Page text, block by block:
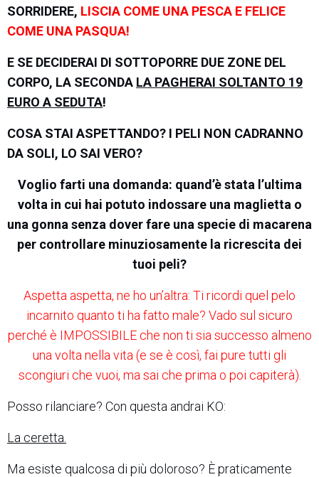
SORRIDERE, LISCIA COME UNA PESCA E FELICE
COME UNA PASQUA!
E SE DECIDERAI DI SOTTOPORRE DUE ZONE DEL
CORPO, LA SECONDA LA PAGHERAI SOLTANTO 19
EURO A SEDUTA!
COSA STAI ASPETTANDO? I PELI NON CADRANNO
DA SOLI, LO SAI VERO?
Voglio farti una domanda: quand’è stata l’ultima
volta in cui hai potuto indossare una maglietta o
una gonna senza dover fare una specie di macarena
per controllare minuziosamente la ricrescita dei
tuoi peli?
Aspetta aspetta, ne ho un’altra: Ti ricordi quel pelo
incarnito quanto ti ha fatto male? Vado sul sicuro
perché è IMPOSSIBILE che non ti sia successo almeno
una volta nella vita (e se è così, fai pure tutti gli
scongiuri che vuoi, ma sai che prima o poi capiterà).
Posso rilanciare? Con questa andrai KO:
La ceretta.
Ma esiste qualcosa di più doloroso? È praticamente